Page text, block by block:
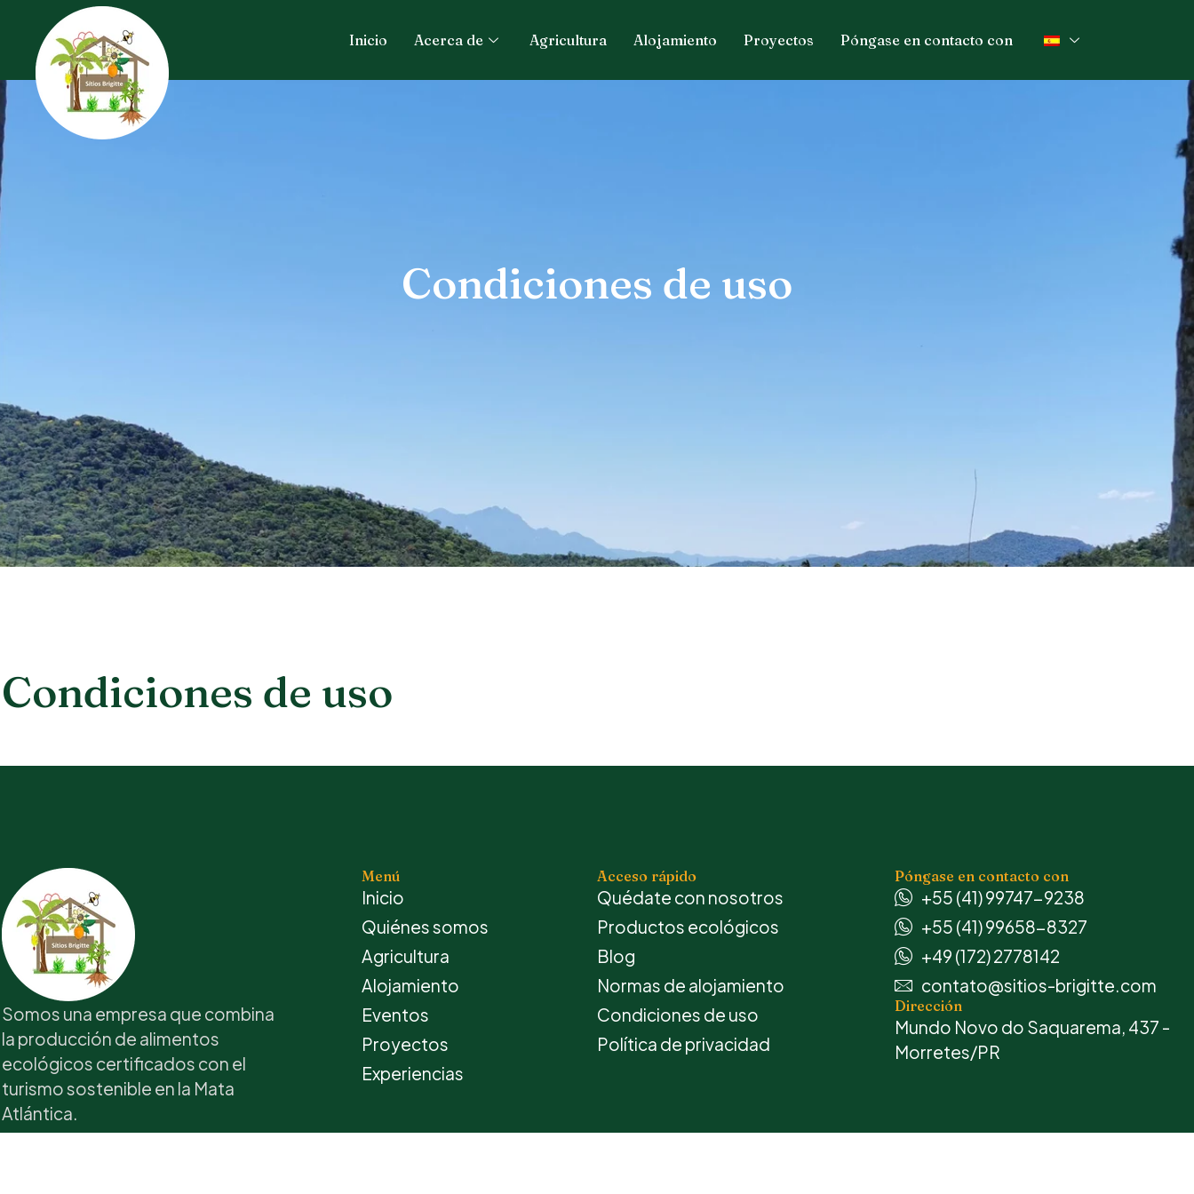
Inicio Acerca de Agricultura Alojamiento Proyectos Póngase en contacto con
Condiciones de uso
Condiciones de uso
Somos una empresa que combina
la producción de alimentos
ecológicos certificados con el
turismo sostenible en la Mata
Atlántica.
Menú
Inicio
Quiénes somos
Agricultura
Alojamiento
Eventos
Proyectos
Experiencias
Acceso rápido
Quédate con nosotros
Productos ecológicos
Blog
Normas de alojamiento
Condiciones de uso
Política de privacidad
Póngase en contacto con
+55 (41) 99747-9238
+55 (41) 99658-8327
+49 (172) 2778142
contato@sitios-brigitte.com
Dirección
Mundo Novo do Saquarema, 437 -
Morretes/PR